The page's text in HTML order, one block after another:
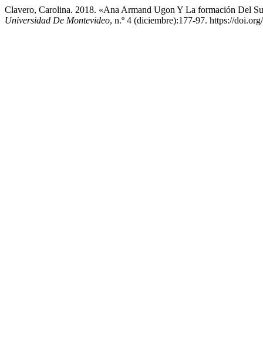
Clavero, Carolina. 2018. «Ana Armand Ugon Y La formación Del
Universidad De Montevideo, n.º 4 (diciembre):177-97. https://